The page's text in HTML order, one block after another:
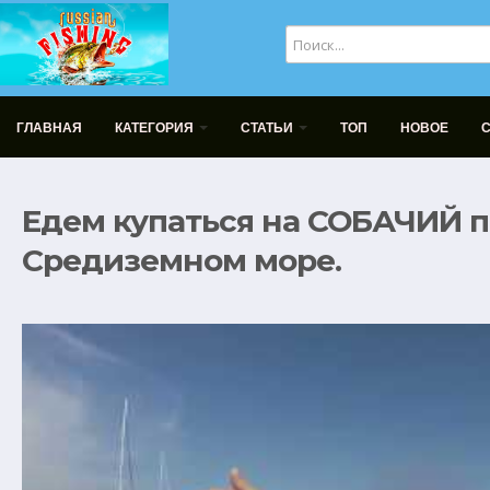
ГЛАВНАЯ КАТЕГОРИЯ СТАТЬИ ТОП НОВОЕ
Едем купаться на СОБАЧИЙ
Средиземном море.